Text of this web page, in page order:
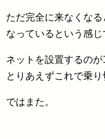
ただ完全に来なくな
なっているという感じ
ネットを設置するの
とりあえずこれで乗り
ではまた。